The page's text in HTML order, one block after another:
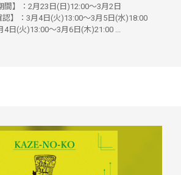
間】：2月23日(日)12:00～3月2日
認】：3月4日(火)13:00～3月5日(水)18:00
4日(火)13:00～3月6日(木)21:00 ...